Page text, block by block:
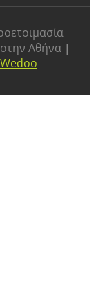
στην Αθήνα |
Wedoo